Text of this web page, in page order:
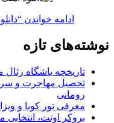
ادامه خواندن“دانلود آهنگ
تازه
باشگاه رئال مادرید
مهاجرت و سرمایه
تور کوبا و ویزای
اوتت، انتخابی مطمئن